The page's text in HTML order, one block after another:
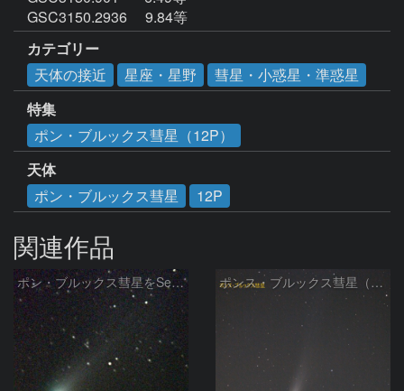
カテゴリー
天体の接近
星座・星野
彗星・小惑星・準惑星
特集
ポン・ブルックス彗星（12P）
天体
ポン・ブルックス彗星
12P
関連作品
ポン・ブルックス彗星をSeeStar S50で撮影画像を再処理 ポンス・ブルックス彗星（12P/Pons-Brooks）2024/04/01